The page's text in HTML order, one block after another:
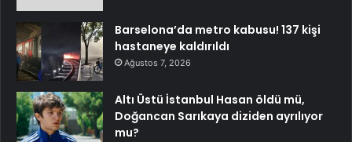
Barselona’da metro kabusu! 137 kişi
hastaneye kaldırıldı
Ağustos 7, 2026
Altı Üstü İstanbul Hasan öldü mü,
Doğancan Sarıkaya diziden ayrılıyor
mu?